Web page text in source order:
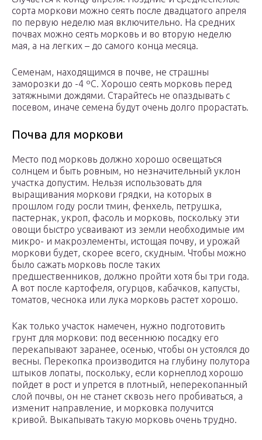
сорта моркови можно сеять после двадцатого апреля
по первую неделю мая включительно. На средних
почвах можно сеять морковь и во вторую неделю
мая, а на легких – до самого конца месяца.
Семенам, находящимся в почве, не страшны
заморозки до -4 ºC. Хорошо сеять морковь перед
затяжными дождями. Старайтесь не опаздывать с
посевом, иначе семена будут очень долго прорастать.
Почва для моркови
Место под морковь должно хорошо освещаться
солнцем и быть ровным, но незначительный уклон
участка допустим. Нельзя использовать для
выращивания моркови грядки, на которых в
прошлом году росли тмин, фенхель, петрушка,
пастернак, укроп, фасоль и морковь, поскольку эти
овощи быстро усваивают из земли необходимые им
микро- и макроэлементы, истощая почву, и урожай
моркови будет, скорее всего, скудным. Чтобы можно
было сажать морковь после таких
предшественников, должно пройти хотя бы три года.
А вот после картофеля, огурцов, кабачков, капусты,
томатов, чеснока или лука морковь растет хорошо.
Как только участок намечен, нужно подготовить
грунт для моркови: под весеннюю посадку его
перекапывают заранее, осенью, чтобы он устоялся до
весны. Перекопка производится на глубину полутора
штыков лопаты, поскольку, если корнеплод хорошо
пойдет в рост и упрется в плотный, неперекопанный
слой почвы, он не станет сквозь него пробиваться, а
изменит направление, и морковка получится
кривой. Выкапывать такую морковь очень трудно.